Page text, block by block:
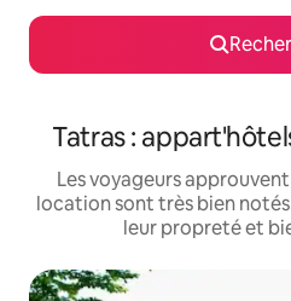
Tatras :
Les voyageurs
location sont très bien
leur propreté et